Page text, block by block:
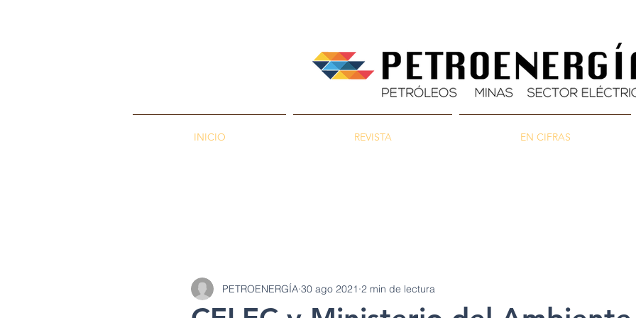
INICIO REVISTA EN CIFRAS
PETROENERGÍA 30 ago 2021 2 min de lectura